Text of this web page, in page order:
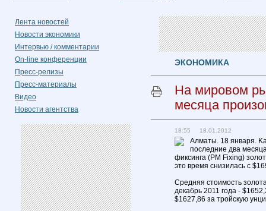
Лента новостей
Новости экономики
Интервью / комментарии
On-line конференции
Пресс-релизы
Пресс-материалы
Видео
Новости агентства
ЭКОНОМИКА
На мировом
месяца
18:55 18.01.2012
Алматы. 18 января.
последние два
фиксинга (PM Fixing)
это время снизилась с
Средняя стоимость
декабрь 2011 года -
$1627,86 за тройскую